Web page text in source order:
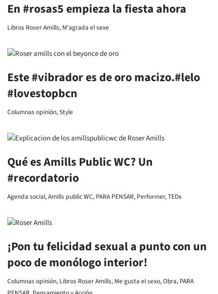
En #rosas5 empieza la fiesta ahora
Libros Roser Amills, M'agrada el sexe
Este #vibrador es de oro macizo.#lelo
#lovestopbcn
Columnas opinión,Style
Qué es Amills Public WC? Un
#recordatorio
Agenda social,Amills public WC, PARA PENSAR, Performer,TEDx
¡Pon tu felicidad sexual a punto con un
poco de monólogo interior!
Columnas opinión, Libros Roser Amills, Me gusta el sexo,Obra, PARA